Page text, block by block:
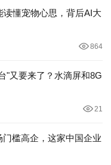
读懂宠物心思，背后AI大
864
"又要来了？水滴屏和8G
21
槛高企，这家中国企业